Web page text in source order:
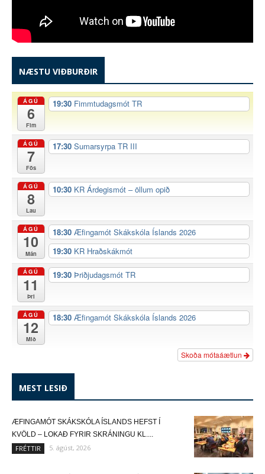
NÆSTU VIÐBURÐIR
ÁGÚ
6
Fim
19:30 Fimmtudagsmót TR
ÁGÚ
7
Fös
17:30 Sumarsyrpa TR III
ÁGÚ
8
Lau
10:30 KR Árdegismót – öllum opið
ÁGÚ
10
Mán
18:30 Æfingamót Skákskóla Íslands 2026
19:30 KR Hraðskákmót
ÁGÚ
11
Þri
19:30 Þriðjudagsmót TR
ÁGÚ
12
Mið
18:30 Æfingamót Skákskóla Íslands 2026
Skoða mótaáætlun
MEST LESIÐ
ÆFINGAMÓT SKÁKSKÓLA ÍSLANDS HEFST Í
KVÖLD – LOKAÐ FYRIR SKRÁNINGU KL....
FRÉTTIR 5. ágúst, 2026